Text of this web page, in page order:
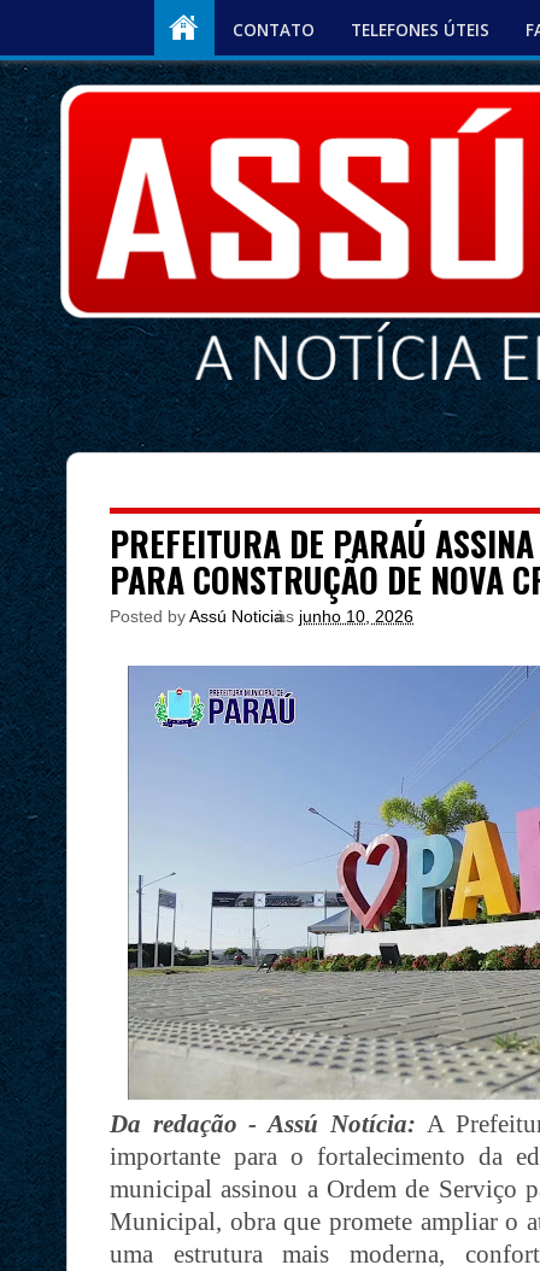
CONTATO TELEFONES ÚTEIS
PREFEITURA DE PARAÚ
PARA CONSTRUÇÃO DE NOVA
Posted byAssú Noticia
às junho 10, 2026
Da redação - Assú Notícia:A
importante para o fortalecimento da
municipal assinou a Ordem de Serviço
Municipal, obra que promete ampliar o
uma estrutura mais moderna,